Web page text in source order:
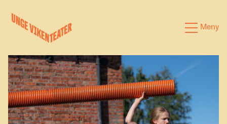
Meny
Forestillinger
Kalender
Satsinger